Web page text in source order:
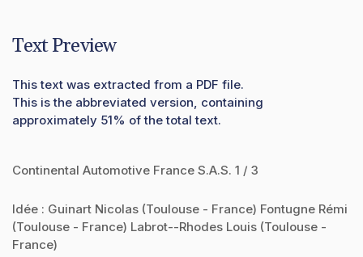
Text Preview
This text was extracted from a PDF file.
This is the abbreviated version, containing
approximately 51% of the total text.
Continental Automotive France S.A.S. 1 / 3
Idée : Guinart Nicolas (Toulouse - France) Fontugne Rémi
(Toulouse - France) Labrot--Rhodes Louis (Toulouse -
France)